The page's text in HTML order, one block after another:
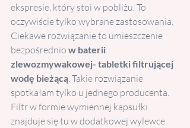
ekspresie, który stoi w pobliżu. To
oczywiście tylko wybrane zastosowania.
Ciekawe rozwiązanie to umieszczenie
bezpośrednio w baterii
zlewozmywakowej- tabletki filtrującej
wodę bieżącą. Takie rozwiązanie
spotkałam tylko u jednego producenta.
Filtr w formie wymiennej kapsułki
znajduje się tu w dodatkowej wylewce.